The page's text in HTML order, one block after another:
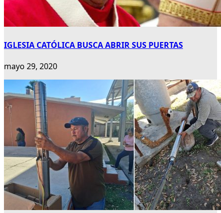
IGLESIA CATÓLICA BUSCA ABRIR SUS PUERTAS
mayo 29, 2020